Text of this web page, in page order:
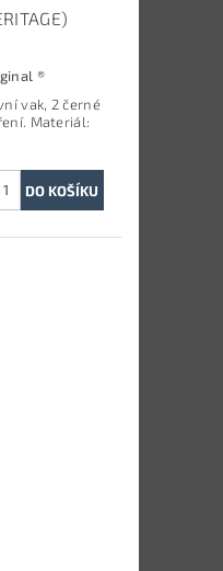
®
vak, 2 černé
Materiál: